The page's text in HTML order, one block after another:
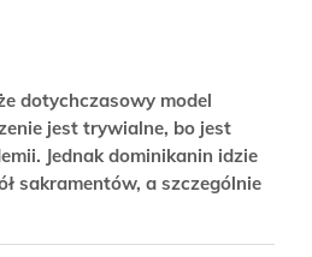
dotychczasowy model
jest trywialne, bo jest
Jednak dominikanin idzie
sakramentów, a szczególnie